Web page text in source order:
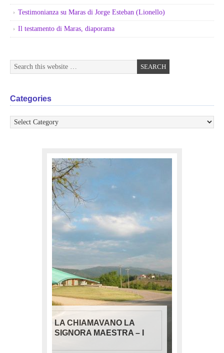
Testimonianza su Maras di Jorge Esteban (Lionello)
Il testamento di Maras, diaporama
Categories
Categories
LA CHIAMAVANO LA
SIGNORA MAESTRA – I